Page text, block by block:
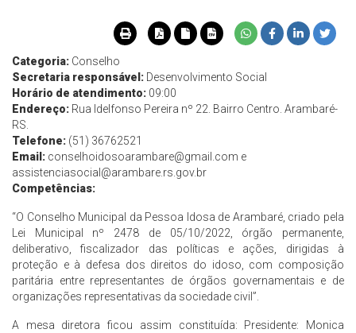
Categoria: Conselho
Secretaria responsável: Desenvolvimento Social
Horário de atendimento: 09:00
Endereço: Rua Idelfonso Pereira nº 22. Bairro Centro. Arambaré-
RS.
Telefone: (51) 36762521
Email: conselhoidosoarambare@gmail.com e
assistenciasocial@arambare.rs.gov.br
Competências:
“O Conselho Municipal da Pessoa Idosa de Arambaré, criado pela
Lei Municipal nº 2478 de 05/10/2022, órgão permanente,
deliberativo, fiscalizador das políticas e ações, dirigidas à
proteção e à defesa dos direitos do idoso, com composição
paritária entre representantes de órgãos governamentais e de
organizações representativas da sociedade civil”.
A mesa diretora ficou assim constituída: Presidente: Monica